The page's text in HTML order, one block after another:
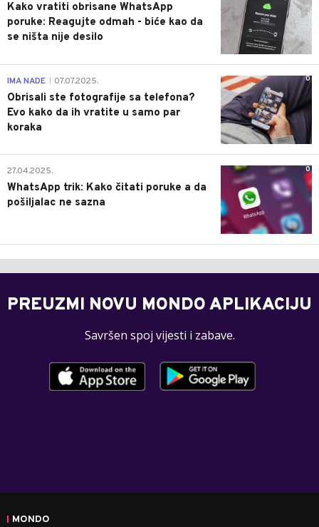
Kako vratiti obrisane WhatsApp
poruke: Reagujte odmah - biće kao da
se ništa nije desilo
0
IMA NADE 07.07.2025.
Obrisali ste fotografije sa telefona?
Evo kako da ih vratite u samo par
koraka
0
27.04.2025.
WhatsApp trik: Kako čitati poruke a da
pošiljalac ne sazna
PREUZMI NOVU MONDO APLIKACIJU
Savršen spoj vijesti i zabave.
MONDO